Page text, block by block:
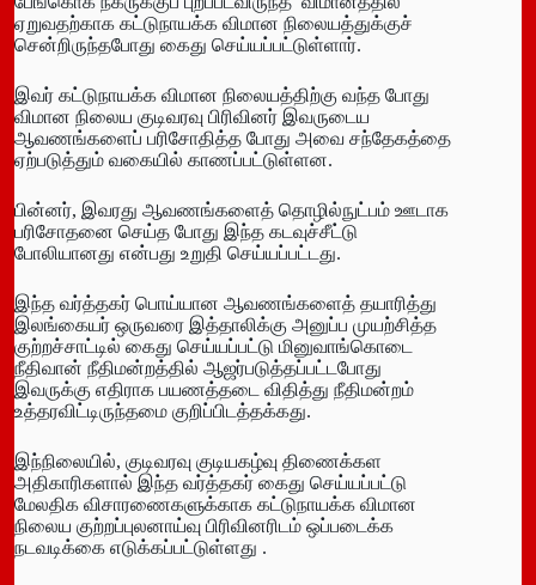
ஏறுவதற்காக கட்டுநாயக்க விமான நிலையத்துக்குச்
சென்றிருந்தபோது கைது செய்யப்பட்டுள்ளார்.
இவர் கட்டுநாயக்க விமான நிலையத்திற்கு வந்த போது
விமான நிலைய குடிவரவு பிரிவினர் இவருடைய
ஆவணங்களைப் பரிசோதித்த போது அவை சந்தேகத்தை
ஏற்படுத்தும் வகையில் காணப்பட்டுள்ளன.
பின்னர், இவரது ஆவணங்களைத் தொழில்நுட்பம் ஊடாக
பரிசோதனை செய்த போது இந்த கடவுச்சீட்டு
போலியானது என்பது உறுதி செய்யப்பட்டது.
இந்த வர்த்தகர் பொய்யான ஆவணங்களைத் தயாரித்து
இலங்கையர் ஒருவரை இத்தாலிக்கு அனுப்ப முயற்சித்த
குற்றச்சாட்டில் கைது செய்யப்பட்டு மினுவாங்கொடை
நீதிவான் நீதிமன்றத்தில் ஆஜர்படுத்தப்பட்டபோது
இவருக்கு எதிராக பயணத்தடை விதித்து நீதிமன்றம்
உத்தரவிட்டிருந்தமை குறிப்பிடத்தக்கது.
இந்நிலையில், குடிவரவு குடியகழ்வு திணைக்கள
அதிகாரிகளால் இந்த வர்த்தகர் கைது செய்யப்பட்டு
மேலதிக விசாரணைகளுக்காக கட்டுநாயக்க விமான
நிலைய குற்றப்புலனாய்வு பிரிவினரிடம் ஒப்படைக்க
நடவடிக்கை எடுக்கப்பட்டுள்ளது .